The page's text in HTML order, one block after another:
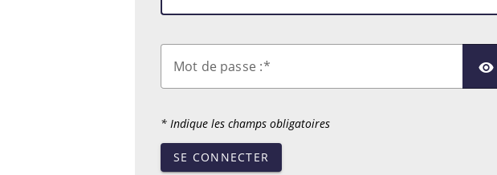
Mot de passe :
* Indique les champs obligatoires
SE CONNECTER